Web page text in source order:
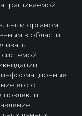
органом
в области
системой
информационные
его о
повлекли